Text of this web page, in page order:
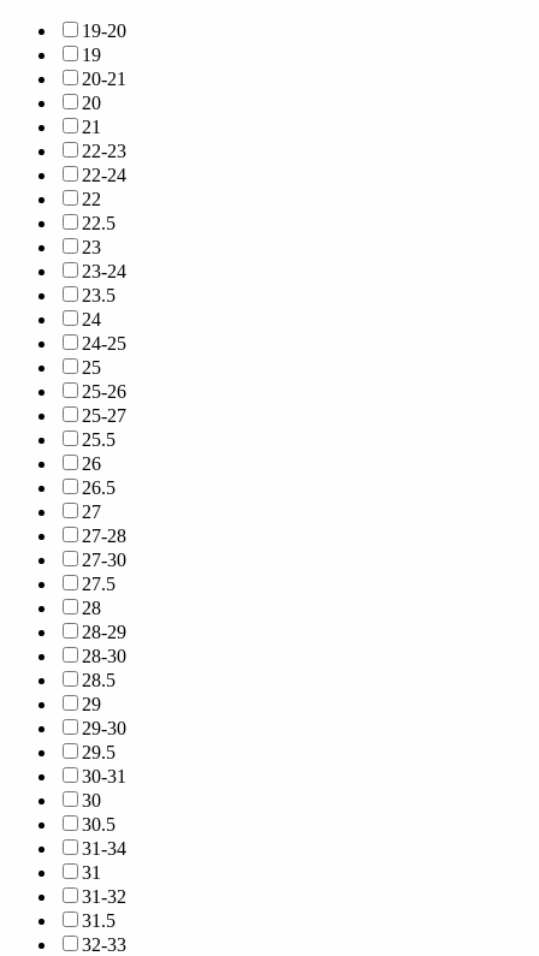
19-20
19
20-21
20
21
22-23
22-24
22
22.5
23
23-24
23.5
24
24-25
25
25-26
25-27
25.5
26
26.5
27
27-28
27-30
27.5
28
28-29
28-30
28.5
29
29-30
29.5
30-31
30
30.5
31-34
31
31-32
31.5
32-33